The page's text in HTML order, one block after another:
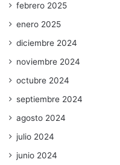
febrero 2025
enero 2025
diciembre 2024
noviembre 2024
octubre 2024
septiembre 2024
agosto 2024
julio 2024
junio 2024